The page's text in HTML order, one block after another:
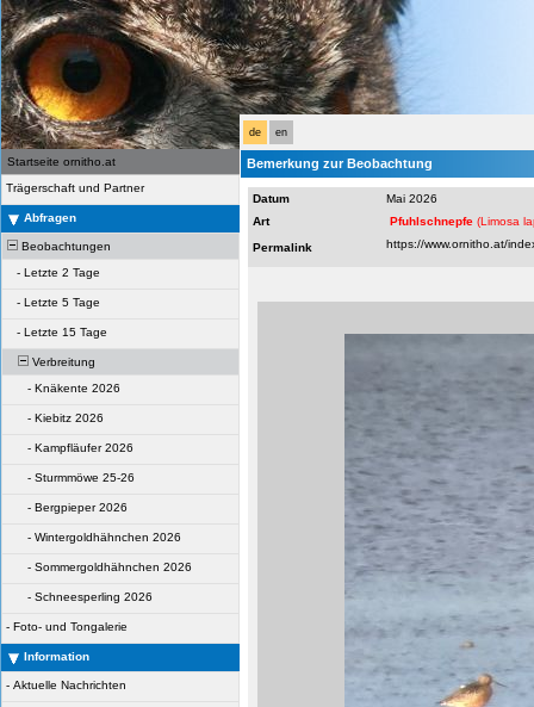
de en
Startseite ornitho.at
Trägerschaft und Partner
Abfragen
Beobachtungen
- Letzte 2 Tage
- Letzte 5 Tage
- Letzte 15 Tage
Verbreitung
- Knäkente 2026
- Kiebitz 2026
- Kampfläufer 2026
- Sturmmöwe 25-26
- Bergpieper 2026
- Wintergoldhähnchen 2026
- Sommergoldhähnchen 2026
- Schneesperling 2026
- Foto- und Tongalerie
Information
- Aktuelle Nachrichten
Bemerkung zur Beobachtung
Datum
Mai 2026
Art
Pfuhlschnepfe (Limosa
Permalink